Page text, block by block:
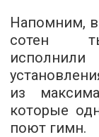
Напомним, в
сотен
из
которые
поют гимн.